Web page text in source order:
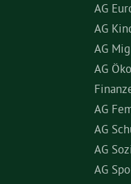
AG
AG
AG
AG
AG
AG
AG
AG